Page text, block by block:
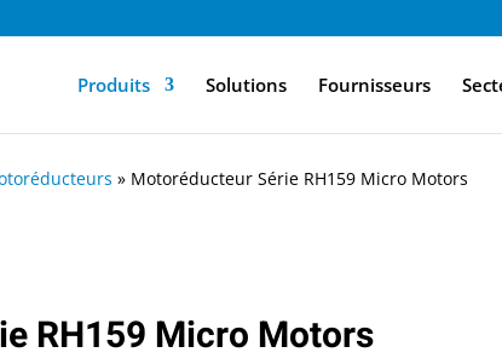
Produits Solutions Fournisseurs
» Motoréducteur Série RH159 Micro Motors
RH159 Micro Motors